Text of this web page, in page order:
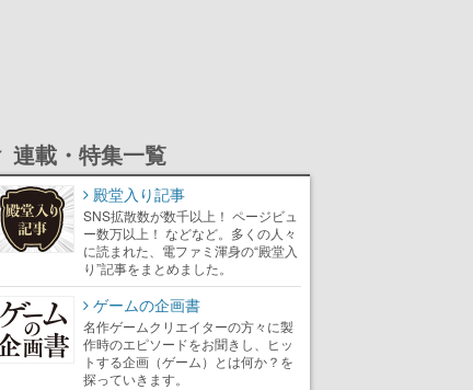
連載・特集一覧
殿堂入り記事
SNS拡散数が数千以上！ ページビュ
ー数万以上！ などなど。多くの人々
に読まれた、電ファミ渾身の“殿堂入
り”記事をまとめました。
ゲームの企画書
名作ゲームクリエイターの方々に製
作時のエピソードをお聞きし、ヒッ
トする企画（ゲーム）とは何か？を
探っていきます。